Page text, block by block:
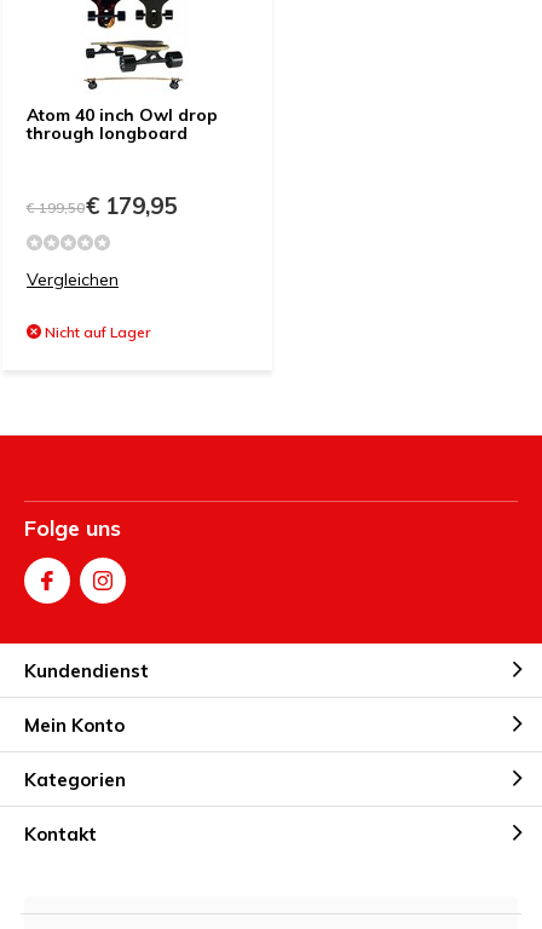
Atom 40 inch Owl drop
through longboard
€ 199,50€ 179,95
Vergleichen
Nicht auf Lager
Folge uns
Kundendienst
Mein Konto
Kategorien
Kontakt